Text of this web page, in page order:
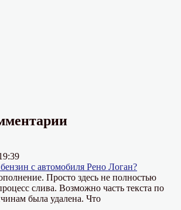
с автомобиля Рено Логан?
Просто здесь не полностью
слива. Возможно часть текста по
была удалена. Что